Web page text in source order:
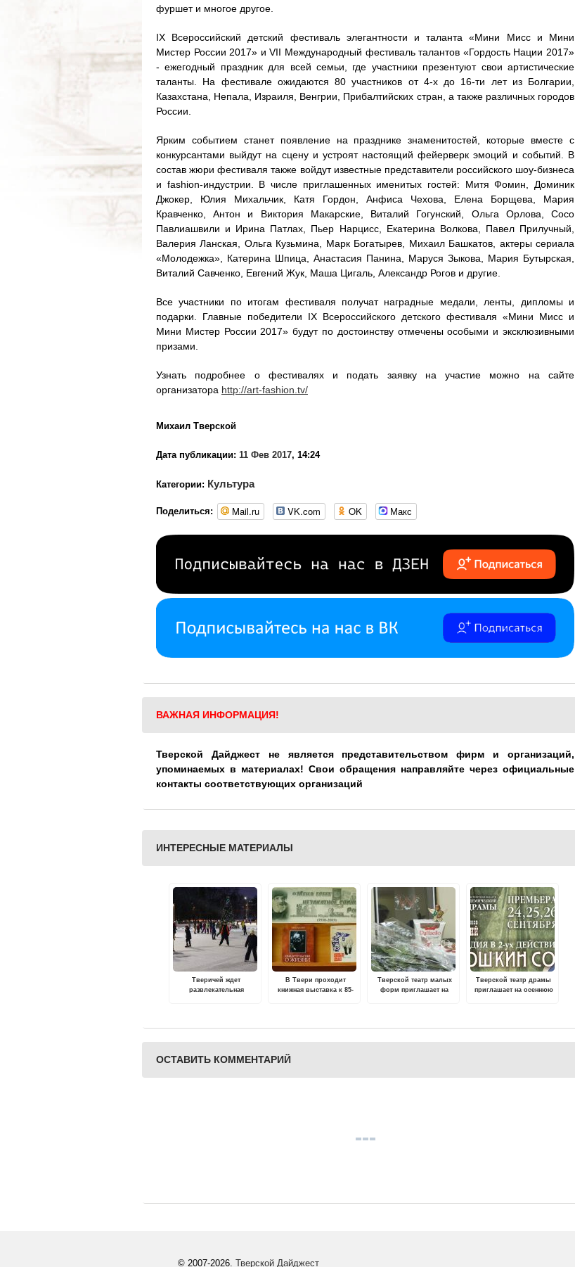
фуршет и многое другое.
IX Всероссийский детский фестиваль элегантности и таланта «Мини Мисс и Мини
Мистер России 2017» и VII Международный фестиваль талантов «Гордость Нации 2017»
- ежегодный праздник для всей семьи, где участники презентуют свои артистические
таланты. На фестивале ожидаются 80 участников от 4-х до 16-ти лет из Болгарии,
Казахстана, Непала, Израиля, Венгрии, Прибалтийских стран, а также различных городов
России.
Ярким событием станет появление на празднике знаменитостей, которые вместе с
конкурсантами выйдут на сцену и устроят настоящий фейерверк эмоций и событий. В
состав жюри фестиваля также войдут известные представители российского шоу-бизнеса
и fashion-индустрии. В числе приглашенных именитых гостей: Митя Фомин, Доминик
Джокер, Юлия Михальчик, Катя Гордон, Анфиса Чехова, Елена Борщева, Мария
Кравченко, Антон и Виктория Макарские, Виталий Гогунский, Ольга Орлова, Сосо
Павлиашвили и Ирина Патлах, Пьер Нарцисс, Екатерина Волкова, Павел Прилучный,
Валерия Ланская, Ольга Кузьмина, Марк Богатырев, Михаил Башкатов, актеры сериала
«Молодежка», Катерина Шпица, Анастасия Панина, Маруся Зыкова, Мария Бутырская,
Виталий Савченко, Евгений Жук, Маша Цигаль, Александр Рогов и другие.
Все участники по итогам фестиваля получат наградные медали, ленты, дипломы и
подарки. Главные победители IX Всероссийского детского фестиваля «Мини Мисс и
Мини Мистер России 2017» будут по достоинству отмечены особыми и эксклюзивными
призами.
Узнать подробнее о фестивалях и подать заявку на участие можно на сайте
организатора http://art-fashion.tv/
Михаил Тверской
Дата публикации: 11 Фев 2017, 14:24
Категории: Культура
Поделиться: Mail.ru VK.com OK Макс
ВАЖНАЯ ИНФОРМАЦИЯ!
Тверской Дайджест не является представительством фирм и организаций,
упоминаемых в материалах! Свои обращения направляйте через официальные
контакты соответствующих организаций
ИНТЕРЕСНЫЕ МАТЕРИАЛЫ
Тверичей ждет
развлекательная
В Твери проходит
книжная выставка к 85-
Тверской театр малых
форм приглашает на
Тверской театр драмы
приглашает на осеннюю
ОСТАВИТЬ КОММЕНТАРИЙ
© 2007-2026. Тверской Дайджест